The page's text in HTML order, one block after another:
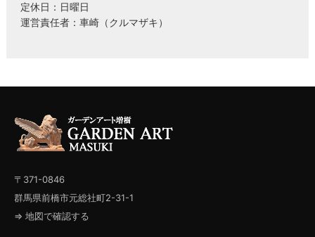
定休日：日曜日
運営責任者：車崎（クルマザキ）
〒371-0846
群馬県前橋市元総社町2-31-1
⇒ 地図で確認する